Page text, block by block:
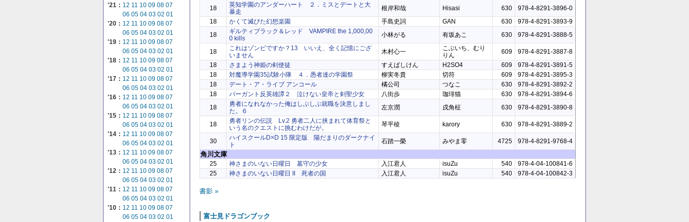
'21： 12 11 10 09 08 07
06 05 04 03 02 01
'20： 12 11 10 09 08 07
06 05 04 03 02 01
'19： 12 11 10 09 08 07
06 05 04 03 02 01
'18： 12 11 10 09 08 07
06 05 04 03 02 01
'17： 12 11 10 09 08 07
06 05 04 03 02 01
'16： 12 11 10 09 08 07
06 05 04 03 02 01
'15： 12 11 10 09 08 07
06 05 04 03 02 01
'14： 12 11 10 09 08 07
06 05 04 03 02 01
'13： 12 11 10 09 08 07
06 05 04 03 02 01
'12： 12 11 10 09 08 07
06 05 04 03 02 01
'11： 12 11 10 09 08 07
06 05 04 03 02 01
'10： 12 11 10 09 08 07
06 05 04 03 02 01
18
英知学園のアンダーハート ２．ミスとデートと大
暴走
根岸和哉 Hisasi 630
978-4-8291-3896-0
18
かくて滅びた幻想楽園 手島史詞 GAN 630
978-4-8291-3893-9
18
ギルティブラック＆レッド VAMPIRE the 1,000,00
0 kills
小林がる 有坂あこ 630 978-4-8291-3888-5
18
これはゾンビですか？13 いいえ、全く記憶にござ
いません
木村心一
こぶいち、むり
りん
609
978-4-8291-3887-8
18
さまよう神姫の剣使徒 すえばしけん H2SO4 609
978-4-8291-3891-5
18
対魔導学園35試験小隊 ４．愚者達の学園祭 柳実冬貴 切符 609
978-4-8291-3895-3
18
デート・ア・ライブ アンコール 橘公司 つなこ 630
978-4-8291-3892-2
18
バーガント反英雄譚２ 泣けない皇帝と剣聖少女 八街歩 珈琲猫 630
978-4-8291-3894-6
18
勇者になれなかった俺はしぶしぶ就職を決意しまし
た。６
左京潤 戌角柾 630 978-4-8291-3890-8
18
勇者リンの伝説 Lv.2 勇者二人に挟まれて体育祭と
いう名のクエストに挑むわけだが。
琴平稜 karory 630 978-4-8291-3889-2
30
ハイスクールD×D 15 限定版 陽だまりのダークナイ
ト
石踏一榮 みやま零 4725 978-4-8291-9768-4
角川文庫
25 神さまのいない日曜日 墓守の少女 入江君人 isuZu 540
978-4-04-100841-6
25
神さまのいない日曜日 II 死者の国 入江君人 isuZu 540 978-4-04-100842-3
書影 »
富士見ドラゴンブック